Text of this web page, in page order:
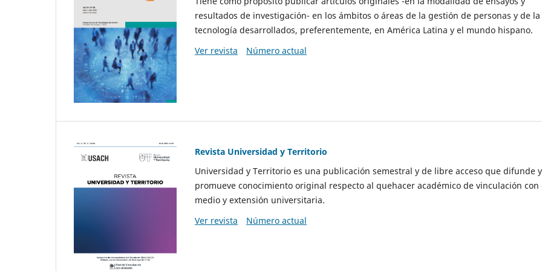
resultados de investigación- en los ámbitos o áreas de la gestión de personas y de la
tecnología desarrollados, preferentemente, en América Latina y el mundo hispano.
Ver revista
Número actual
Revista Universidad y Territorio
Universidad y Territorio es una publicación semestral y de libre acceso que difunde y
promueve conocimiento original respecto al quehacer académico de vinculación con
medio y extensión universitaria.
Ver revista
Número actual